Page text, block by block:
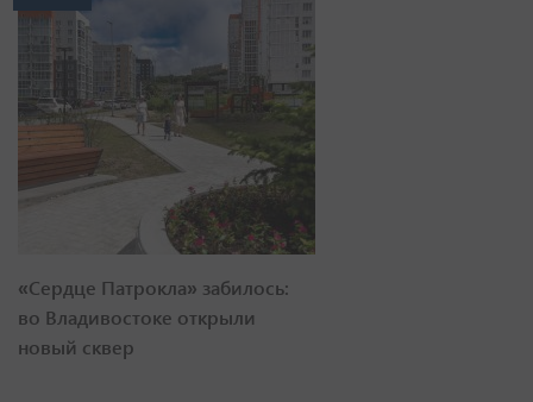
«Сердце Патрокла» забилось:
во Владивостоке открыли
новый сквер